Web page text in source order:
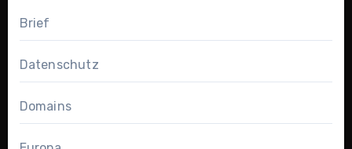
Brief
Datenschutz
Domains